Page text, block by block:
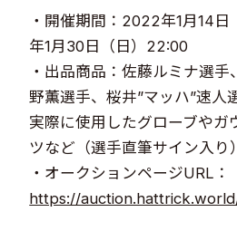
・開催期間：2022年1月14
年1月30日（日）22:00
・出品商品：佐藤ルミナ選
野薫選手、桜井”マッハ”速人
実際に使用したグローブやガ
ツなど（選手直筆サイン入り）
・オークションページURL：
https://